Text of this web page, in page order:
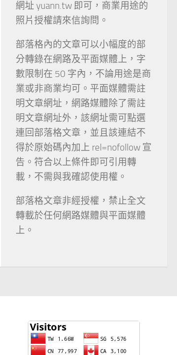
網址 yuann.tw 即可，商業用途的
照片授權請來信詢問。
部落格內的文章可以小幅度的部
分轉錄在網路及平面媒體上，字
數限制在 50 字內，不論用途是商
業或非商業均可。平面媒體需註
明文章網址，網路媒體除了需註
明文章網址外，該網址需可點選
連回部落格文章，並且該連結不
得於原始碼內加上 rel=nofollow 宣
告。符合以上條件即可引用轉
載，不需與我確認使用權。
部落格文章非經授權，禁止全文
轉載於任何網路媒體與平面媒體
上。